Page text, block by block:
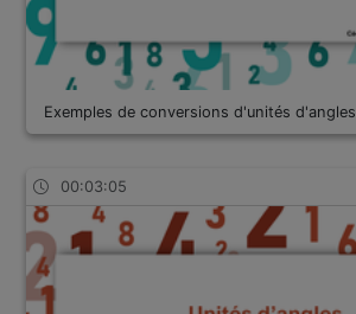
Exemples de conversions d'unités d'angles
00:03:05